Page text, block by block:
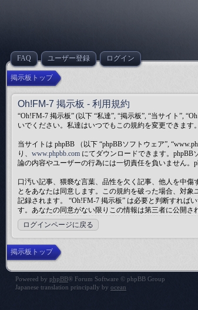
FAQ ユーザー登録 ログイン
掲示板トップ
Oh!FM-7 掲示板 - 利用規約
“Oh!FM-7 掲示板” (以下 “私達”, “掲示板”, “当サイト”,
いでください。私達はいつでもこの規約を変更できます
当サイトは phpBB （以下 “phpBBソフトウェア”,
り、 www.phpbb.com にてダウンロードできます。phpBB
論の内容やユーザーの行為には一切責任を負いません。
口汚い記事、猥褻な言葉、品性を欠く記事、他人を中
とをあなたは同意します。この規約を破った場合、対
記録されます。 “Oh!FM-7 掲示板” は必要と判断すれば
す。あなたの同意がない限りこの情報は第三者に公開さ
ログインページに戻る
掲示板トップ
Powered by phpBB® Forum Software © phpBB Group
Japanese translation principally by ocean